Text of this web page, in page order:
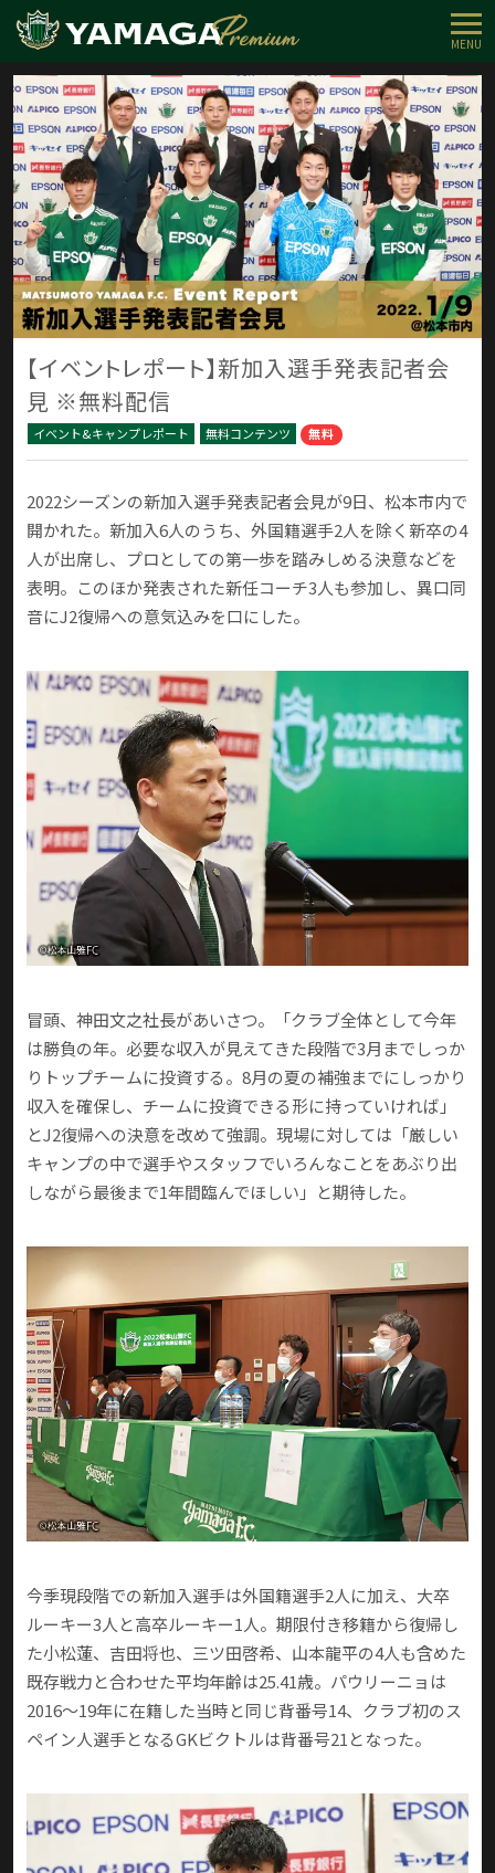
MENU
【イベントレポート】新加入選手発表記者会
見 ※無料配信
イベント&キャンプレポート 無料コンテンツ 無料
2022シーズンの新加入選手発表記者会見が9日、松本市内で
開かれた。新加入6人のうち、外国籍選手2人を除く新卒の4
人が出席し、プロとしての第一歩を踏みしめる決意などを
表明。このほか発表された新任コーチ3人も参加し、異口同
音にJ2復帰への意気込みを口にした。
冒頭、神田文之社長があいさつ。「クラブ全体として今年
は勝負の年。必要な収入が見えてきた段階で3月までしっか
りトップチームに投資する。8月の夏の補強までにしっかり
収入を確保し、チームに投資できる形に持っていければ」
とJ2復帰への決意を改めて強調。現場に対しては「厳しい
キャンプの中で選手やスタッフでいろんなことをあぶり出
しながら最後まで1年間臨んでほしい」と期待した。
今季現段階での新加入選手は外国籍選手2人に加え、大卒
ルーキー3人と高卒ルーキー1人。期限付き移籍から復帰し
た小松蓮、吉田将也、三ツ田啓希、山本龍平の4人も含めた
既存戦力と合わせた平均年齢は25.41歳。パウリーニョは
2016〜19年に在籍した当時と同じ背番号14、クラブ初のス
ペイン人選手となるGKビクトルは背番号21となった。